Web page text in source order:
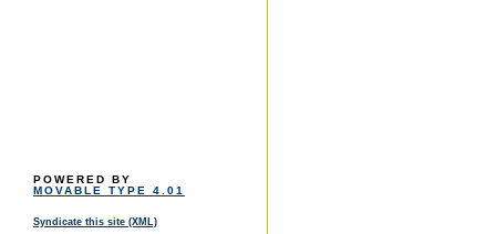
POWERED BY
MOVABLE TYPE 4.01
Syndicate this site (XML)